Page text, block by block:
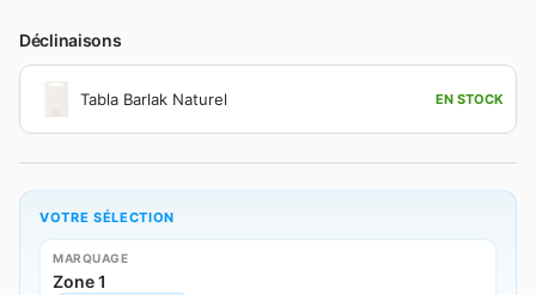
Déclinaisons
Tabla Barlak Naturel EN STOCK
VOTRE SÉLECTION
MARQUAGE
Zone 1